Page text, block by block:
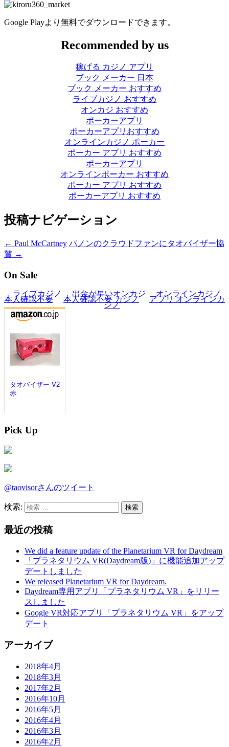
Google Playより無料でダウンロードできます。
Recommended by us
稼げる カジノ アプリ
ブック メーカー 日本
ブック メーカー おすすめ
ライブカジノ おすすめ
オンカジ おすすめ
ポーカーアプリ
ポーカーアプリおすすめ
オンラインカジノ ポーカー
ポーカー アプリ おすすめ
ポーカーアプリ
オンラインポーカー おすすめ
ポーカー アプリ おすすめ
ポーカーアプリ おすすめ
投稿ナビゲーション
← Paul McCartney パノンのクラウドファンにタオバイザー協
賛 →
On Sale
Pick Up
@taovisorさんのツイート
検索:
最近の投稿
We did a feature update of the Planetarium VR for Daydream
「プラネタリウム VR(Daydream版)」に機能追加アップ
デートしました
We released Planetarium VR for Daydream.
Daydream専用アプリ「プラネタリウム VR」をリリー
スしました
Google VR対応アプリ「プラネタリウム VR」をアップ
デート
アーカイブ
2018年4月
2018年3月
2017年2月
2016年10月
2016年5月
2016年4月
2016年3月
2016年2月